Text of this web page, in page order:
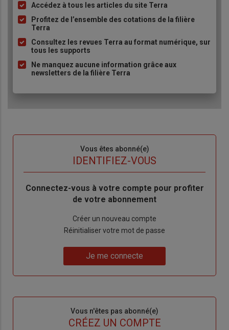
Liste
à
puce
Accédez à tous les articles du site Terra
Profitez de l’ensemble des cotations de la filière
Terra
Consultez les revues Terra au format numérique, sur
tous les supports
Ne manquez aucune information grâce aux
newsletters de la filière Terra
Vous êtes abonné(e)
IDENTIFIEZ-VOUS
Body
Connectez-vous à votre compte pour profiter
de votre abonnement
Créer un nouveau compte
de
Réinitialiser votre mot de passe
me
Je me connecte
Vous n'êtes pas abonné(e)
CRÉEZ UN COMPTE